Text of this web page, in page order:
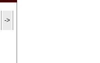
->